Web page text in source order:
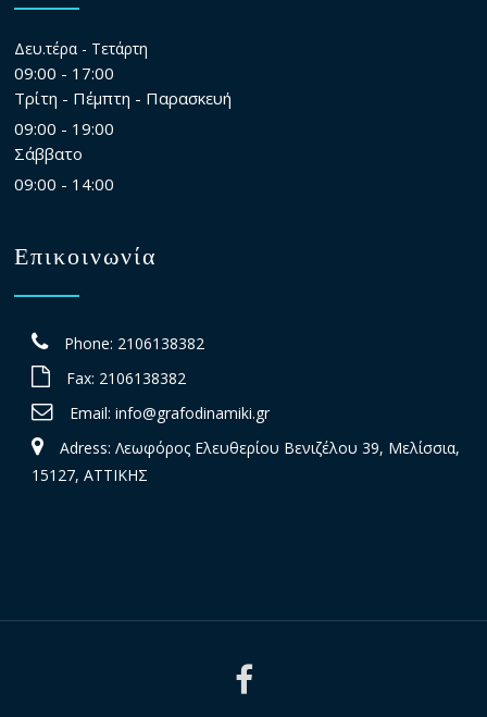
Δευ.τέρα - Τετάρτη
09:00 - 17:00
Τρίτη - Πέμπτη - Παρασκευή
09:00 - 19:00
Σάββατο
09:00 - 14:00
Επικοινωνία
Phone: 2106138382
Fax: 2106138382
Email: info@grafodinamiki.gr
Adress: Λεωφόρος Ελευθερίου Βενιζέλου 39, Μελίσσια,
15127, ΑΤΤΙΚΗΣ